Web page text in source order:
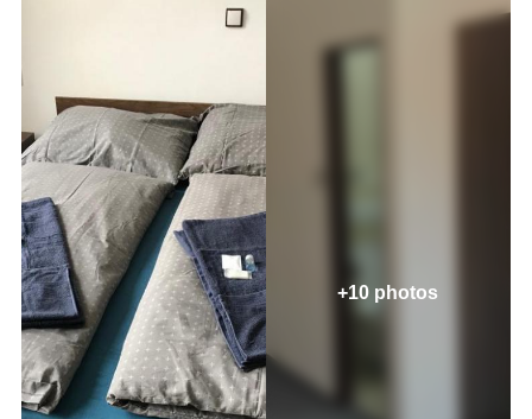
+10 photos